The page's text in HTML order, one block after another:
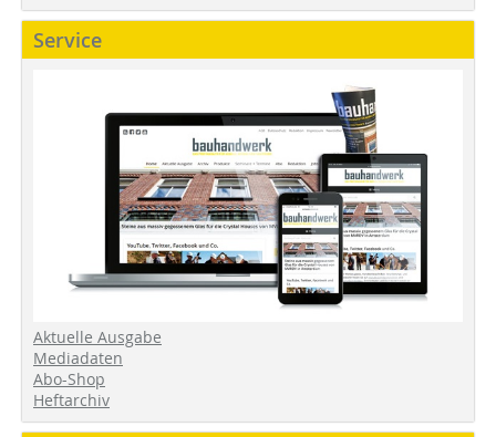
Service
Aktuelle Ausgabe
Mediadaten
Abo-Shop
Heftarchiv